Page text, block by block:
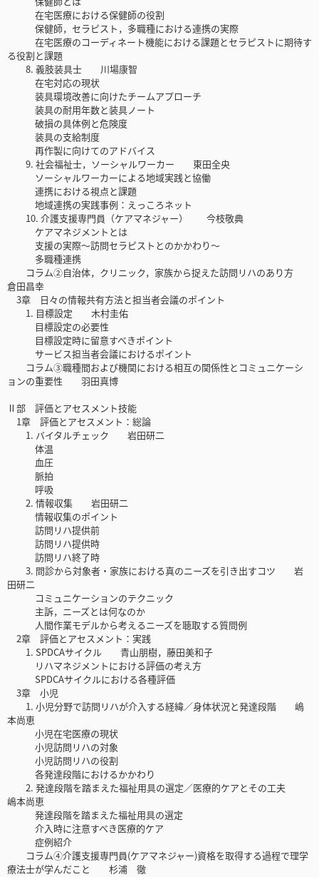
在宅医療における保健師の役割
保健師，セラピスト，多職種における連携の実際
在宅医療のコーディネート機能における課題とセラピストに期待す
る役割と課題
8. 義肢装具士 川場康智
在宅対応の現状
装具環境改善に向けたチームアプローチ
装具の耐用年数と装具ノート
破損の具体例と危険度
装具の支給制度
再作製に向けてのアドバイス
9. 社会福祉士，ソーシャルワーカー 東田全央
ソーシャルワーカーによる地域実践と協働
連携における視点と課題
地域連携の実践事例：えっころネット
10. 介護支援専門員（ケアマネジャー） 今枝敬典
ケアマネジメントとは
支援の実際〜訪問セラピストとのかかわり〜
多職種連携
コラム②自治体，クリニック，家族から捉えた訪問リハのあり方
倉田昌幸
3章 日々の情報共有方法と担当者会議のポイント
1. 目標設定 木村圭佑
目標設定の必要性
目標設定時に留意すべきポイント
サービス担当者会議におけるポイント
コラム③職種間および機関における相互の関係性とコミュニケーシ
ョンの重要性 羽田真博
Ⅱ部 評価とアセスメント技能
1章 評価とアセスメント：総論
1. バイタルチェック 岩田研二
体温
血圧
脈拍
呼吸
2. 情報収集 岩田研二
情報収集のポイント
訪問リハ提供前
訪問リハ提供時
訪問リハ終了時
3. 問診から対象者・家族における真のニーズを引き出すコツ 岩
田研二
コミュニケーションのテクニック
主訴，ニーズとは何なのか
人間作業モデルから考えるニーズを聴取する質問例
2章 評価とアセスメント：実践
1. SPDCAサイクル 青山朋樹，藤田美和子
リハマネジメントにおける評価の考え方
SPDCAサイクルにおける各種評価
3章 小児
1. 小児分野で訪問リハが介入する経緯／身体状況と発達段階 嶋
本尚恵
小児在宅医療の現状
小児訪問リハの対象
小児訪問リハの役割
各発達段階におけるかかわり
2. 発達段階を踏まえた福祉用具の選定／医療的ケアとその工夫
嶋本尚恵
発達段階を踏まえた福祉用具の選定
介入時に注意すべき医療的ケア
症例紹介
コラム④介護支援専門員(ケアマネジャー)資格を取得する過程で理学
療法士が学んだこと 杉浦 徹